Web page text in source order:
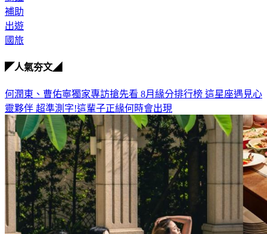
出遊
國旅
靈夥伴 超準測字!這輩子正緣何時會出現